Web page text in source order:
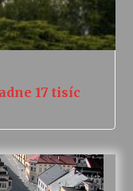
17 tisíc